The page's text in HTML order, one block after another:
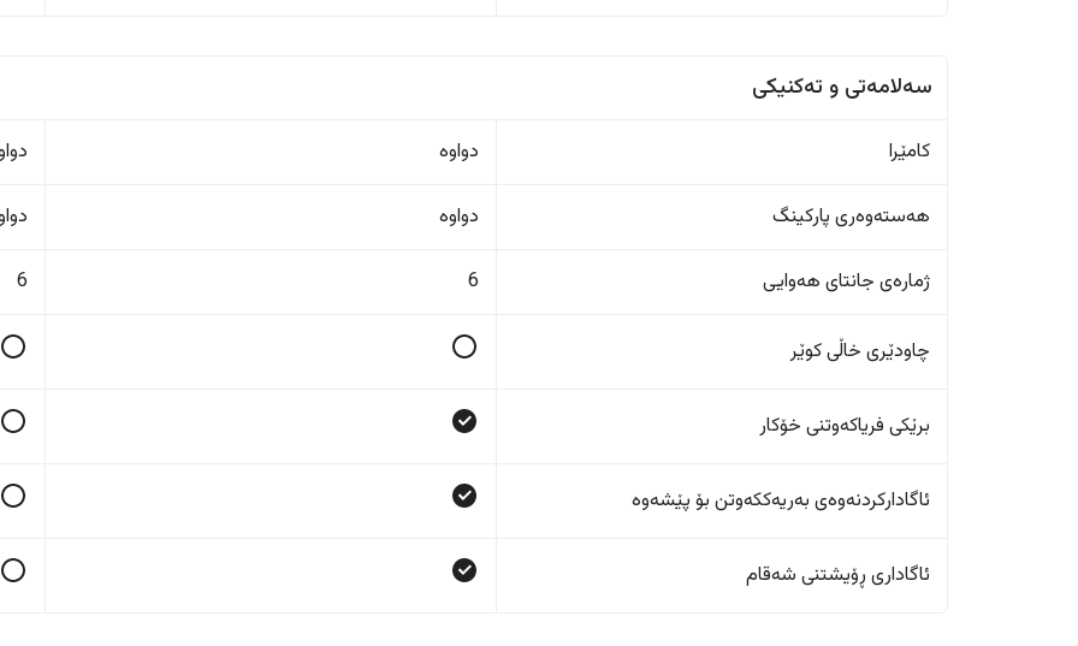
سەلامەتی و تەکنیکی
کامێرا دواوە
هەستەوەری پارکینگ دواوە
ژمارەی جانتای هەوایی 6
6
چاودێری خاڵی کوێر
برێکی فریاکەوتنی خۆکار
ئاگادارکردنەوەی بەریەککەوتن بۆ پێشەوە
ئاگاداری ڕۆیشتنی شەقام